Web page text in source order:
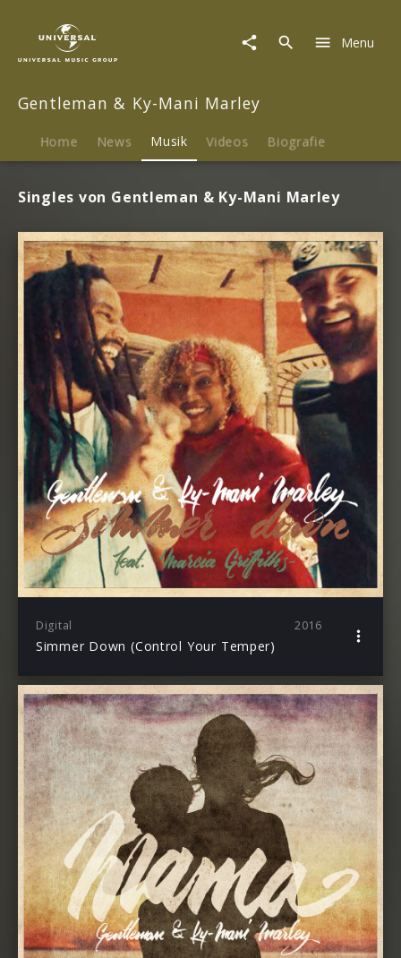
Mani
Menu
Gentleman & Ky-Mani Marley
Home News Musik Videos Biografie
Singles von Gentleman & Ky-Mani Marley
Digital 2016
Simmer Down (Control Your Temper)